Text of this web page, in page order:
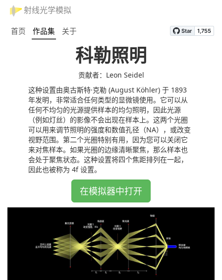
射线光学模拟
首页 作品集 关于
科勒照明
贡献者：Leon Seidel
这种设置由奥古斯特·克勒 (August Köhler) 于 1893
年发明，非常适合任何类型的显微镜使用。它可以从
任何不均匀的光源提供样本的均匀照明，因此光源
（例如灯丝）的影像不会出现在样本上。这两个光圈
可以用来调节照明的强度和数值孔径（NA），或改变
视野范围。第二个光圈特别有用，因为您可以关闭它
来对焦样本。如果光圈的边缘清晰聚焦，那么样本也
会处于聚焦状态。这种设置将四个焦距排列在一起，
因此也被称为 4f 设置。
在模拟器中打开